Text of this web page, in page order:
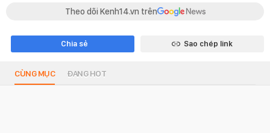
Theo dõi Kenh14.vn trên
Chia sẻ Sao chép link
CÙNG MỤC ĐANG HOT